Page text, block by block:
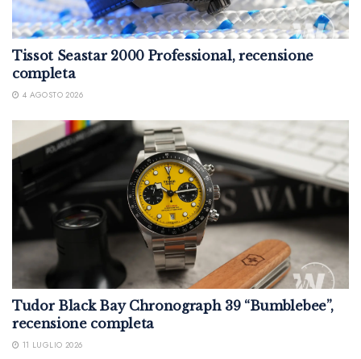
Tissot Seastar 2000 Professional, recensione
completa
4 AGOSTO 2026
Tudor Black Bay Chronograph 39 “Bumblebee”,
recensione completa
11 LUGLIO 2026